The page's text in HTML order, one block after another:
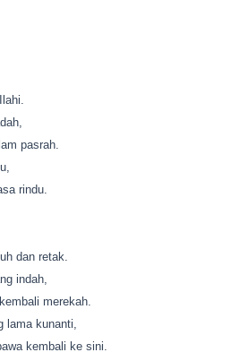
pasrah.
rindu.
dan retak.
indah,
merekah.
lama kunanti,
kembali ke sini.